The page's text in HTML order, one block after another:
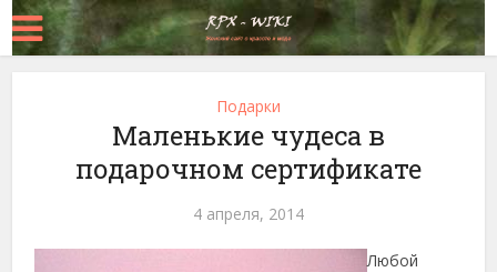
Подарки
Маленькие чудеса в
подарочном сертификате
4 апреля, 2014
Любой